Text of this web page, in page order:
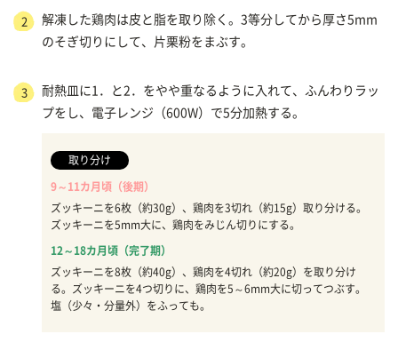
2
解凍した鶏肉は皮と脂を取り除く。3等分してから厚さ5mm
のそぎ切りにして、片栗粉をまぶす。
3
耐熱皿に1．と2．をやや重なるように入れて、ふんわりラッ
プをし、電子レンジ（600W）で5分加熱する。
取り分け
9～11カ月頃（後期）
ズッキーニを6枚（約30g）、鶏肉を3切れ（約15g）取り分ける。
ズッキーニを5mm大に、鶏肉をみじん切りにする。
12～18カ月頃（完了期）
ズッキーニを8枚（約40g）、鶏肉を4切れ（約20g）を取り分け
る。ズッキーニを4つ切りに、鶏肉を5～6mm大に切ってつぶす。
塩（少々・分量外）をふっても。